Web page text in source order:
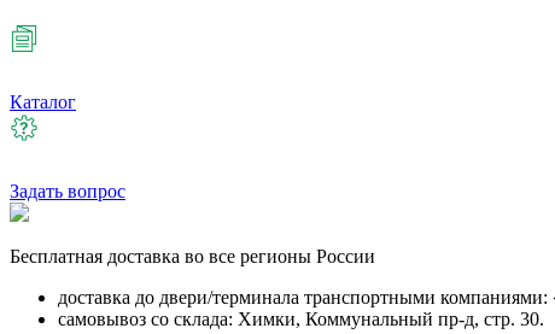
Каталог
Задать вопрос
Бесплатная доставка во все регионы России
доставка до двери/терминала транспортными
самовывоз со склада: Химки, Коммунальный пр-д, стр. 30.